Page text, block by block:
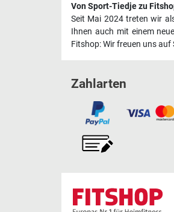
Von Sport-Tiedje zu
Seit Mai 2024 treten wir
Ihnen auch mit einem
Fitshop: Wir freuen uns auf
Zahlarten